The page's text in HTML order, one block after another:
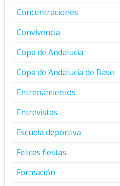
Concentraciones
Convivencia
Copa de Andalucía
Copa de Andalucía de Base
Entrenamientos
Entrevistas
Escuela deportiva
Felices fiestas
Formación